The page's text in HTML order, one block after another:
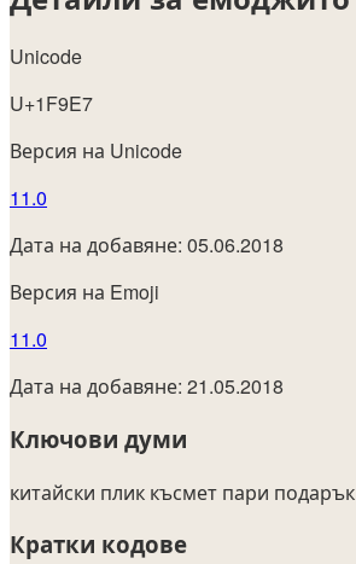
Unicode
U+1F9E7
Версия на Unicode
11.0
Дата на добавяне: 05.06.2018
Версия на Emoji
11.0
Дата на добавяне: 21.05.2018
Ключови думи
китайски плик късмет пари подарък
Кратки кодове